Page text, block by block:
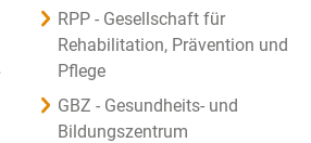
RPP - Gesellschaft für
Rehabilitation, Prävention und
Pflege
GBZ - Gesundheits- und
Bildungszentrum